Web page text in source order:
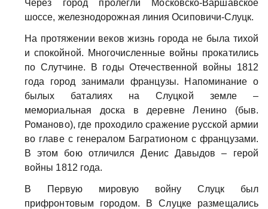
Через город пролегли Московско-Варшавское
шоссе, железнодорожная линия Осиповичи-Слуцк.
На протяжении веков жизнь города не была тихой
и спокойной. Многочисленные войны прокатились
по Слутчине. В годы Отечественной войны 1812
года город занимали французы. Напоминание о
былых баталиях на Слуцкой земле –
мемориальная доска в деревне Ленино (быв.
Романово), где проходило сражение русской армии
во главе с генералом Багратионом с французами.
В этом бою отличился Денис Давыдов – герой
войны 1812 года.
В Первую мировую войну Слуцк был
прифронтовым городом. В Слуцке размещались